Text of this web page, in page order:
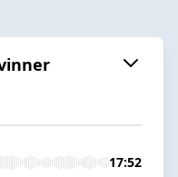
17:52